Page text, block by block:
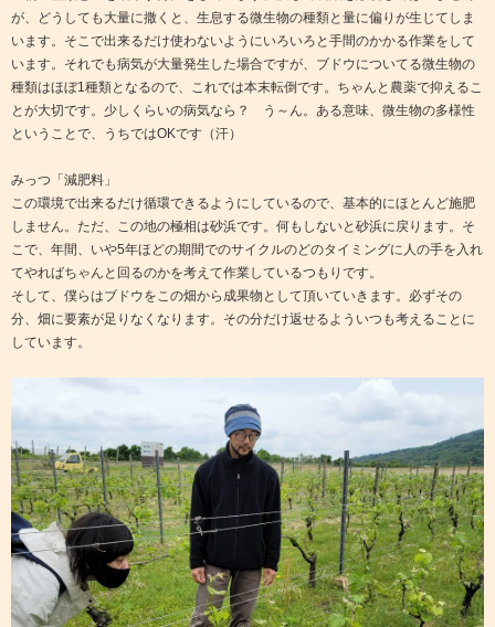
が、どうしても大量に撒くと、生息する微生物の種類と量に偏りが生じてしま
います。そこで出来るだけ使わないようにいろいろと手間のかかる作業をして
います。それでも病気が大量発生した場合ですが、ブドウについてる微生物の
種類はほぼ1種類となるので、これでは本末転倒です。ちゃんと農薬で抑えるこ
とが大切です。少しくらいの病気なら？ う～ん。ある意味、微生物の多様性
ということで、うちではOKです（汗）
みっつ「減肥料」
この環境で出来るだけ循環できるようにしているので、基本的にほとんど施肥
しません。ただ、この地の極相は砂浜です。何もしないと砂浜に戻ります。そ
こで、年間、いや5年ほどの期間でのサイクルのどのタイミングに人の手を入れ
てやればちゃんと回るのかを考えて作業しているつもりです。
そして、僕らはブドウをこの畑から成果物として頂いていきます。必ずその
分、畑に要素が足りなくなります。その分だけ返せるよういつも考えることに
しています。